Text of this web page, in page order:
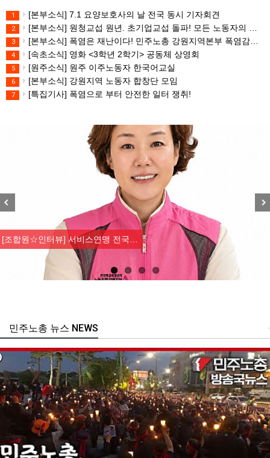
1 [본부소식] 7.1 요양보호사의 날 전국 동시 기자회견
2 [본부소식] 원청교섭 원년. 초기업교섭 돌파! 모든 노동자의 노동기본권 쟁취! 민주노총 7.15 총파업대회
3 [본부소식] 폭염은 재난이다! 민주노총 강원지역본부 폭염감시단 선포 기자회견
4 [속초소식] 영화 <3학년 2학기> 공동체 상영회
5 [원주소식] 원주 이주노동자 한국어교실
6 [본부소식] 강원지역 노동자 합창단 모임
7 [특집기사] 폭염으로 부터 안전한 일터 쟁취!
[조합원☆인터뷰] 서비스연맹 전국…
주노총 뉴스 NEWS